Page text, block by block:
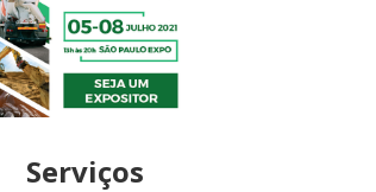
Serviços